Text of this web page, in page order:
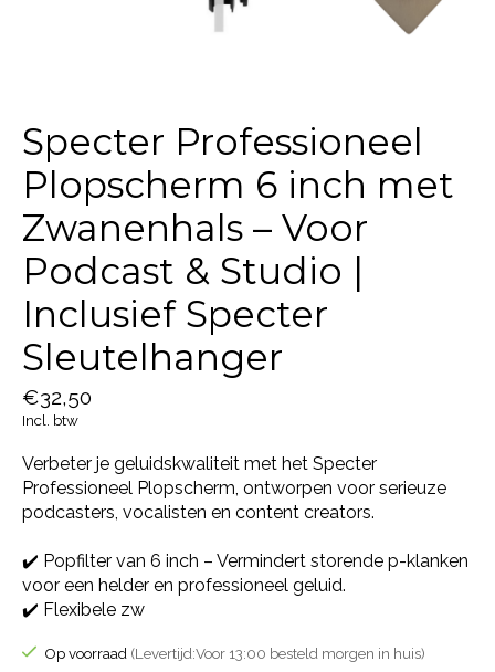
Specter Professioneel
Plopscherm 6 inch met
Zwanenhals – Voor
Podcast & Studio |
Inclusief Specter
Sleutelhanger
€32,50
Incl. btw
Verbeter je geluidskwaliteit met het Specter
Professioneel Plopscherm, ontworpen voor serieuze
podcasters, vocalisten en content creators.
✔️ Popfilter van 6 inch – Vermindert storende p-klanken
voor een helder en professioneel geluid.
✔️ Flexibele zw
Op voorraad (Levertijd:Voor 13:00 besteld morgen in huis)